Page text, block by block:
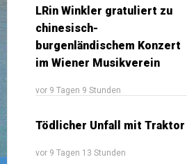
LRin Winkler gratuliert zu
chinesisch-
burgenländischem Konzert
im Wiener Musikverein
vor 9 Tagen 9 Stunden
Tödlicher Unfall mit Traktor
vor 9 Tagen 13 Stunden